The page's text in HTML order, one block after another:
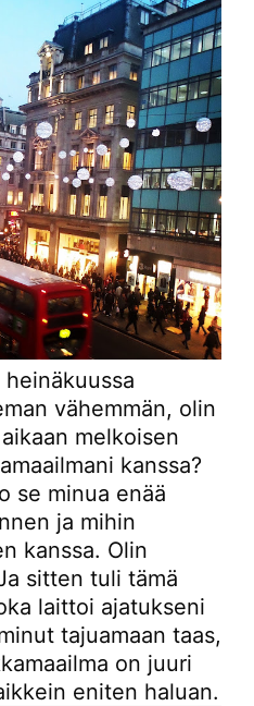
vähemmän, olin
melkoisen
kanssa?
se minua enää
ja mihin
kanssa. Olin
sitten tuli tämä
laittoi ajatukseni
tajuamaan taas,
on juuri
eniten haluan.